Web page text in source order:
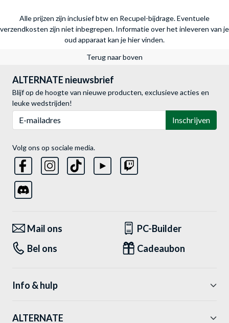
Alle prijzen zijn inclusief btw en Recupel-bijdrage. Eventuele
verzendkosten zijn niet inbegrepen. Informatie over het inleveren van je
oud apparaat kan je hier vinden.
Terug naar boven
ALTERNATE nieuwsbrief
Blijf op de hoogte van nieuwe producten, exclusieve acties en
leuke wedstrijden!
Inschrijven
Volg ons op sociale media.
Mail ons
PC-Builder
Bel ons
Cadeaubon
Info & hulp
ALTERNATE